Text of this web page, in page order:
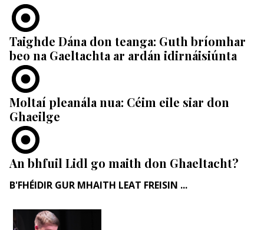
Taighde Dána don teanga: Guth bríomhar
beo na Gaeltachta ar ardán idirnáisiúnta
Moltaí pleanála nua: Céim eile siar don
Ghaeilge
An bhfuil Lidl go maith don Ghaeltacht?
B'FHÉIDIR GUR MHAITH LEAT FREISIN ...